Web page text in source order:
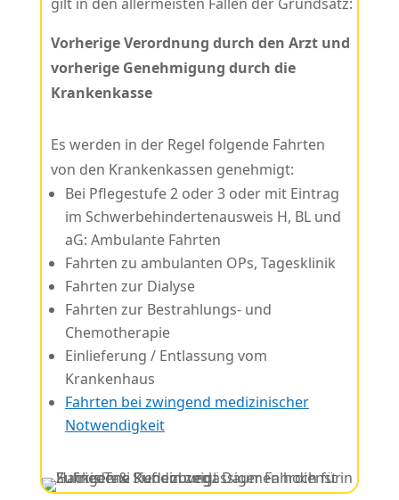
Vorherige Verordnung durch den Arzt und
vorherige Genehmigung durch die
Krankenkasse
Es werden in der Regel folgende Fahrten
von den Krankenkassen genehmigt:
Bei Pflegestufe 2 oder 3 oder mit Eintrag
im Schwerbehindertenausweis H, BL und
aG: Ambulante Fahrten
Fahrten zu ambulanten OPs, Tagesklinik
Fahrten zur Dialyse
Fahrten zur Bestrahlungs- und
Chemotherapie
Einlieferung / Entlassung vom
Krankenhaus
Fahrten bei zwingend medizinischer
Notwendigkeit